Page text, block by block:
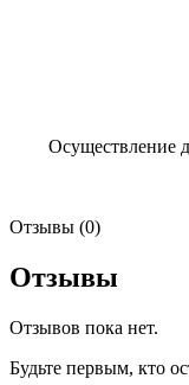
Осуществление
Отзывы (0)
Отзывы
Отзывов пока нет.
Будьте первым, кто